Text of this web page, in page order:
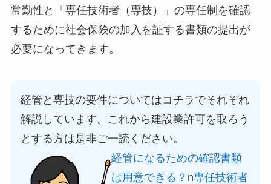
常勤性と「専任技術者（専技）」の専任制を確認
するために社会保険の加入を証する書類の提出が
必要になってきます。
経管と専技の要件についてはコチラでそれぞれ
解説しています。これから建設業許可を取ろう
とする方は是非ご一読ください。
経管になるための確認書類
は用意できる？ n専任技術者